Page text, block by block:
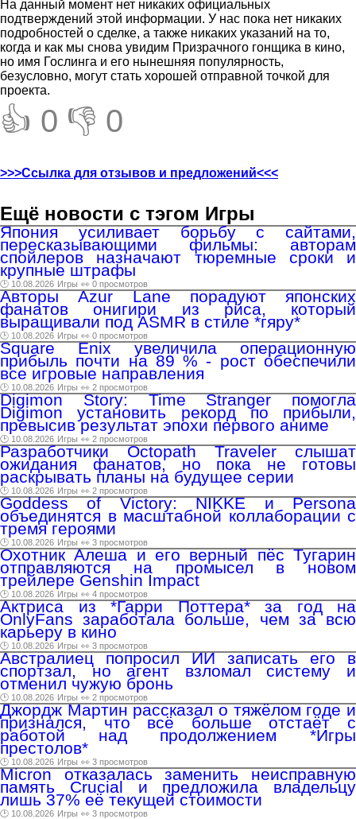
На данный момент нет никаких официальных
подтверждений этой информации. У нас пока нет никаких
подробностей о сделке, а также никаких указаний на то,
когда и как мы снова увидим Призрачного гонщика в кино,
но имя Гослинга и его нынешняя популярность,
безусловно, могут стать хорошей отправной точкой для
проекта.
👍 0 👎 0
>>>Ссылка для отзывов и предложений<<<
Ещё новости с тэгом Игры
Япония усиливает борьбу с сайтами,
пересказывающими фильмы: авторам
спойлеров назначают тюремные сроки и
крупные штрафы
🕑 10.08.2026 Игры 👀 0 просмотров
Авторы Azur Lane порадуют японских
фанатов онигири из риса, который
выращивали под ASMR в стиле *гяру*
🕑 10.08.2026 Игры 👀 0 просмотров
Square Enix увеличила операционную
прибыль почти на 89 % - рост обеспечили
все игровые направления
🕑 10.08.2026 Игры 👀 2 просмотров
Digimon Story: Time Stranger помогла
Digimon установить рекорд по прибыли,
превысив результат эпохи первого аниме
🕑 10.08.2026 Игры 👀 2 просмотров
Разработчики Octopath Traveler слышат
ожидания фанатов, но пока не готовы
раскрывать планы на будущее серии
🕑 10.08.2026 Игры 👀 2 просмотров
Goddess of Victory: NIKKE и Persona
объединятся в масштабной коллаборации с
тремя героями
🕑 10.08.2026 Игры 👀 3 просмотров
Охотник Алеша и его верный пёс Тугарин
отправляются на промысел в новом
трейлере Genshin Impact
🕑 10.08.2026 Игры 👀 4 просмотров
Актриса из *Гарри Поттера* за год на
OnlyFans заработала больше, чем за всю
карьеру в кино
🕑 10.08.2026 Игры 👀 3 просмотров
Австралиец попросил ИИ записать его в
спортзал, но агент взломал систему и
отменил чужую бронь
🕑 10.08.2026 Игры 👀 2 просмотров
Джордж Мартин рассказал о тяжёлом годе и
признался, что всё больше отстаёт с
работой над продолжением *Игры
престолов*
🕑 10.08.2026 Игры 👀 3 просмотров
Micron отказалась заменить неисправную
память Crucial и предложила владельцу
лишь 37% её текущей стоимости
🕑 10.08.2026 Игры 👀 3 просмотров